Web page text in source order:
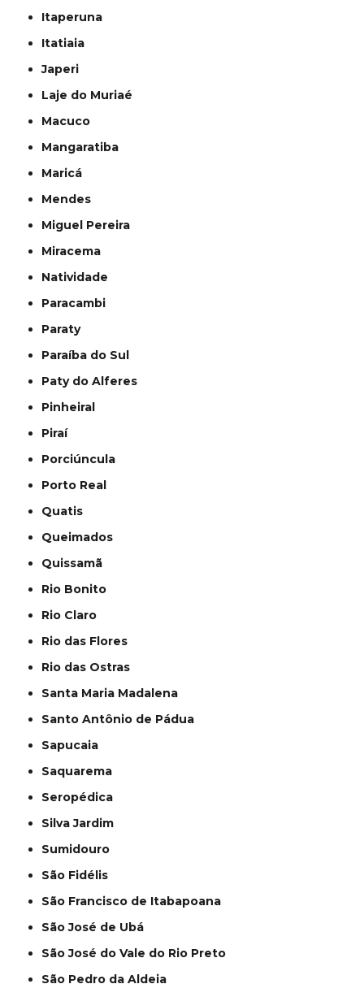
Itaperuna
Itatiaia
Japeri
Laje do Muriaé
Macuco
Mangaratiba
Maricá
Mendes
Miguel Pereira
Miracema
Natividade
Paracambi
Paraty
Paraíba do Sul
Paty do Alferes
Pinheiral
Piraí
Porciúncula
Porto Real
Quatis
Queimados
Quissamã
Rio Bonito
Rio Claro
Rio das Flores
Rio das Ostras
Santa Maria Madalena
Santo Antônio de Pádua
Sapucaia
Saquarema
Seropédica
Silva Jardim
Sumidouro
São Fidélis
São Francisco de Itabapoana
São José de Ubá
São José do Vale do Rio Preto
São Pedro da Aldeia